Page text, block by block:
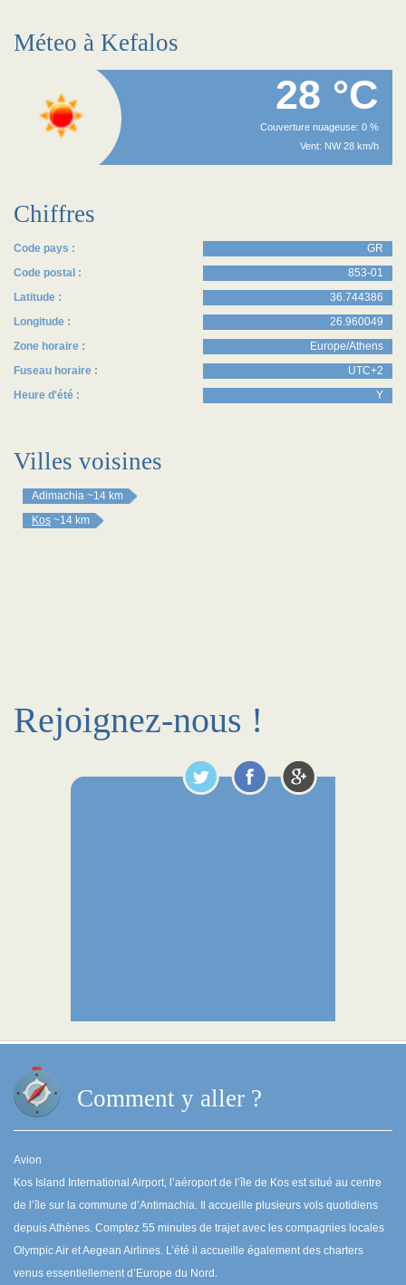
Méteo à Kefalos
28 °C
Couverture nuageuse: 0 %
Vent: NW 28 km/h
Chiffres
Code pays :
GR
Code postal :
853-01
Latitude :
36.744386
Longitude :
26.960049
Zone horaire :
Europe/Athens
Fuseau horaire :
UTC+2
Heure d'été :
Y
Villes voisines
Adimachia ~14 km
Kos ~14 km
Rejoignez-nous !
Comment y aller ?
Avion
Kos Island International Airport, l’aéroport de l’île de Kos est situé au centre
de l’île sur la commune d’Antimachia. Il accueille plusieurs vols quotidiens
depuis Athènes. Comptez 55 minutes de trajet avec les compagnies locales
Olympic Air et Aegean Airlines. L’été il accueille également des charters
venus essentiellement d’Europe du Nord.